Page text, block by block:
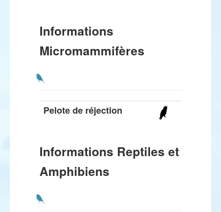
Informations
Micromammifères
Pelote de réjection
Informations Reptiles et
Amphibiens